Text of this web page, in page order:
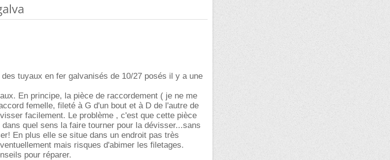
tuyaux en fer galvanisés de 10/27 posés il y a une
En principe, la pièce de raccordement ( je ne me
femelle, fileté à G d'un bout et à D de l'autre de
facilement. Le problème , c'est que cette pièce
quel sens la faire tourner pour la dévisser...sans
En plus elle se situe dans un endroit pas très
mais risques d'abimer les filetages.
pour réparer.